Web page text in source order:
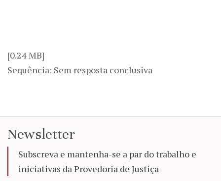
[0.24 MB]
Sequência: Sem resposta conclusiva
Newsletter
Subscreva e mantenha-se a par do trabalho e
iniciativas da Provedoria de Justiça